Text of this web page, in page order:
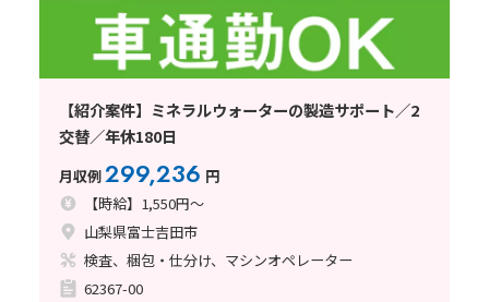
【紹介案件】ミネラルウォーターの製造サポート／2
交替／年休180日
月収例299,236 円
【時給】1,550円～
山梨県富士吉田市
検査、梱包・仕分け、マシンオペレーター
62367-00